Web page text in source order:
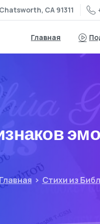
CA 91311
Главная
Главная Стихи из